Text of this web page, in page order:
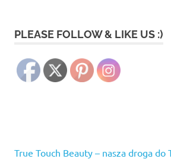
PLEASE FOLLOW & LIKE US :)
True Touch Beauty – nasza droga do